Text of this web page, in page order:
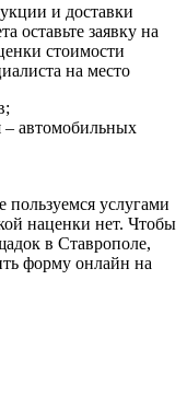
и доставки
оставьте заявку на
стоимости
на место
– автомобильных
услугами
наценки нет. Чтобы
в Ставрополе,
форму онлайн на